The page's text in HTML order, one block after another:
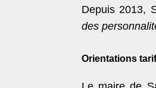
Depuis 2013,
des
Orientations